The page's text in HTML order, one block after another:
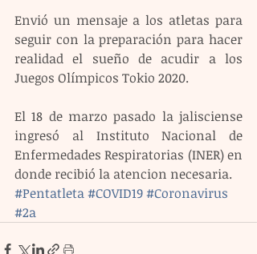
Envió un mensaje a los atletas para
seguir con la preparación para hacer
realidad el sueño de acudir a los
Juegos Olímpicos Tokio 2020.
El 18 de marzo pasado la jalisciense
ingresó al Instituto Nacional de
Enfermedades Respiratorias (INER) en
donde recibió la atencion necesaria.
#Pentatleta#COVID19#Coronavirus
#2a